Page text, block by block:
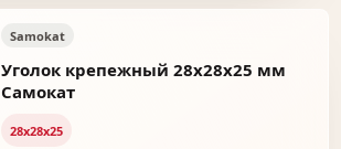
Samokat
Уголок крепежный 28x28x25 мм
Самокат
28х28х25